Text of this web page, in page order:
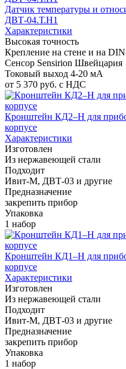
Датчик температуры и
ДВТ-04.Т.Н1
Характеристики
Высокая точность
Крепление на стене и на
Сенсор Sensirion Швейцария
Токовый выход 4-20 мА
от 5 370 руб. с НДС
Кронштейн КД2–Н для
корпусе
Характеристики
Изготовлен
Из нержавеющей стали
Подходит
Ивит-М, ДВТ-03 и другие
Предназначение
закрепить прибор
Упаковка
1 набор
Кронштейн КД1–Н для
корпусе
Характеристики
Изготовлен
Из нержавеющей стали
Подходит
Ивит-М, ДВТ-03 и другие
Предназначение
закрепить прибор
Упаковка
1 набор